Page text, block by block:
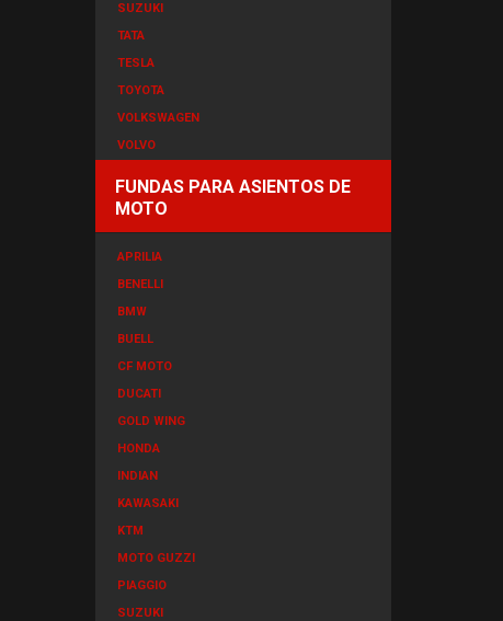
SUZUKI
TATA
TESLA
TOYOTA
VOLKSWAGEN
VOLVO
FUNDAS PARA ASIENTOS DE
MOTO
APRILIA
BENELLI
BMW
BUELL
CF MOTO
DUCATI
GOLD WING
HONDA
INDIAN
KAWASAKI
KTM
MOTO GUZZI
PIAGGIO
SUZUKI